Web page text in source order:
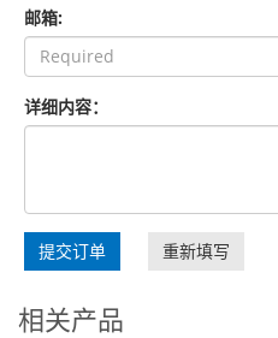
邮箱:
详细内容：
提交订单 重新填写
相关产品